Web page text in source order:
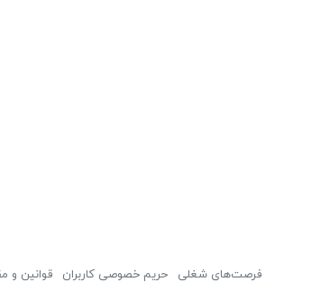
فرصت‌های شغلی حریم خصوصی کاربران قوانین و